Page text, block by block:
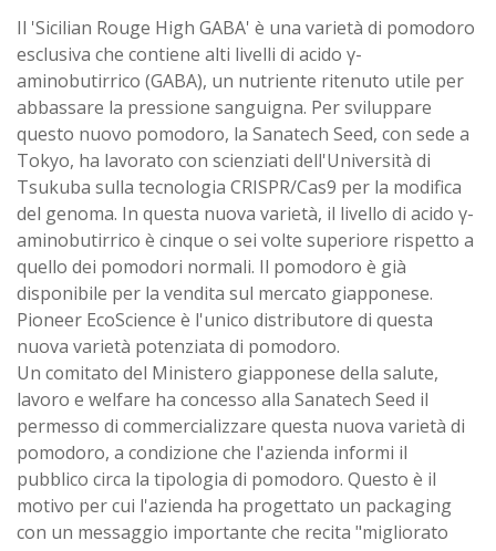
Il 'Sicilian Rouge High GABA' è una varietà di pomodoro
esclusiva che contiene alti livelli di acido γ-
aminobutirrico (GABA), un nutriente ritenuto utile per
abbassare la pressione sanguigna. Per sviluppare
questo nuovo pomodoro, la Sanatech Seed, con sede a
Tokyo, ha lavorato con scienziati dell'Università di
Tsukuba sulla tecnologia CRISPR/Cas9 per la modifica
del genoma. In questa nuova varietà, il livello di acido γ-
aminobutirrico è cinque o sei volte superiore rispetto a
quello dei pomodori normali. Il pomodoro è già
disponibile per la vendita sul mercato giapponese.
Pioneer EcoScience è l'unico distributore di questa
nuova varietà potenziata di pomodoro.
Un comitato del Ministero giapponese della salute,
lavoro e welfare ha concesso alla Sanatech Seed il
permesso di commercializzare questa nuova varietà di
pomodoro, a condizione che l'azienda informi il
pubblico circa la tipologia di pomodoro. Questo è il
motivo per cui l'azienda ha progettato un packaging
con un messaggio importante che recita "migliorato